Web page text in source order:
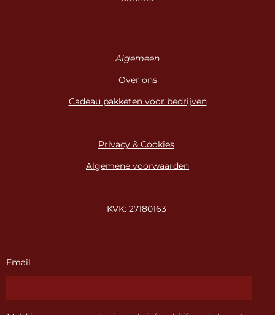
Algemeen
Over ons
Cadeau pakketen voor bedrijven
Privacy & Cookies
Algemene voorwaarden
KVK: 27180163
Email